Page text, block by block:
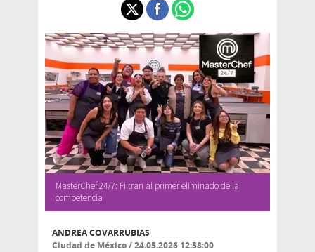
MasterChef 24/7: Filtran al primer eliminado de la
competencia
ANDREA COVARRUBIAS
Ciudad de México/24.05.2026 12:58:00